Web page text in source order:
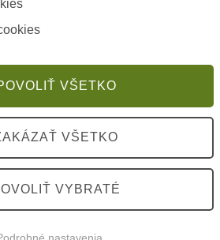
VŠETKO
VŠETKO
VYBRATÉ
nastavenia